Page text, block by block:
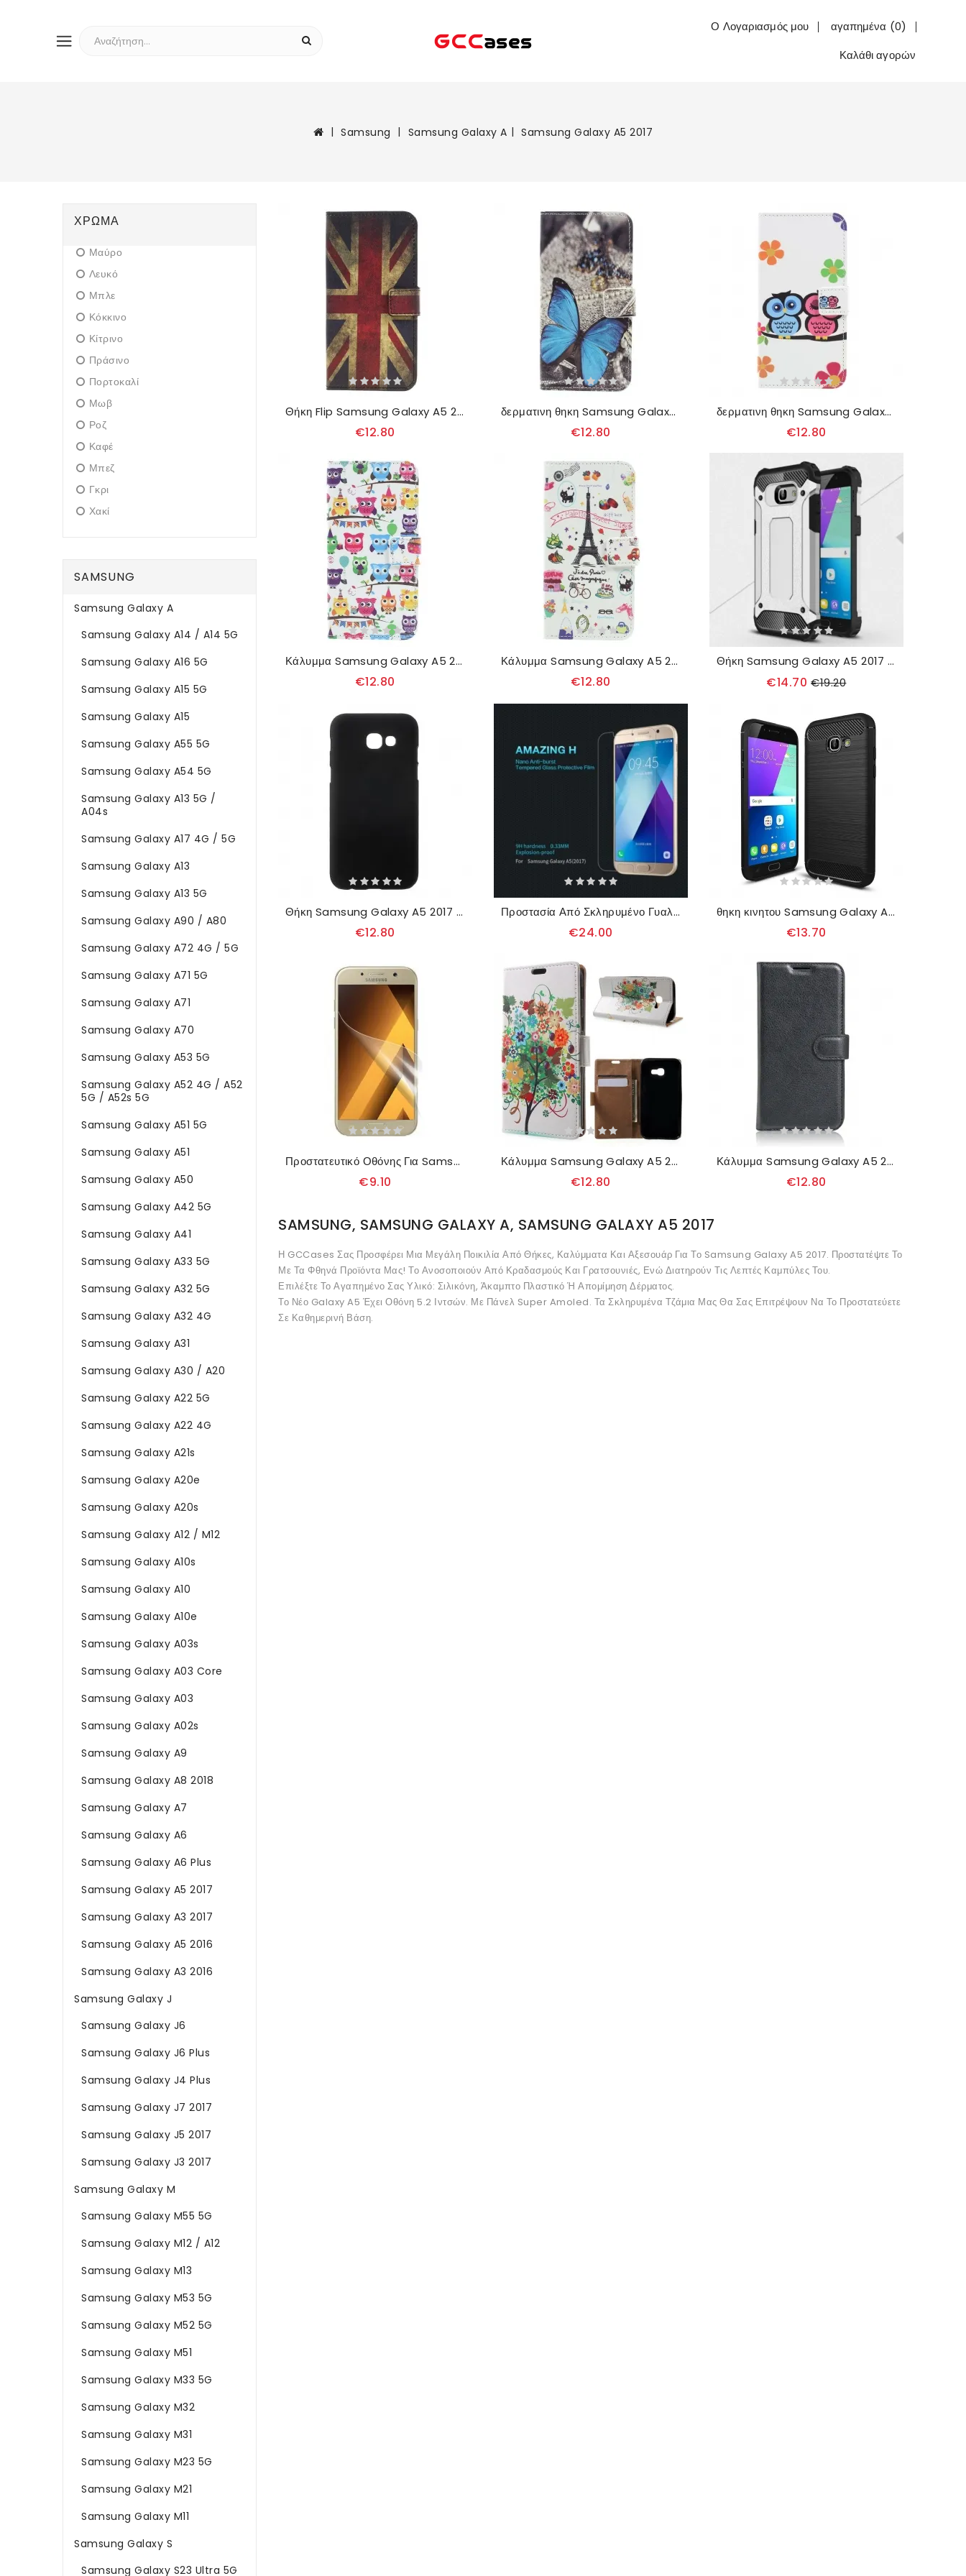
Ο Λογαριασμός μου
αγαπημένα (0)
Καλάθι αγορών
Samsung Samsung Galaxy A Samsung Galaxy A5 2017
ΧΡΏΜΑ
Μαύρο
Λευκό
Μπλε
Κόκκινο
Κίτρινο
Πράσινο
Πορτοκαλί
Μωβ
Ροζ
Καφέ
Μπεζ
Γκρι
Χακί
SAMSUNG
Samsung Galaxy A
Samsung Galaxy A14 / A14 5G
Samsung Galaxy A16 5G
Samsung Galaxy A15 5G
Samsung Galaxy A15
Samsung Galaxy A55 5G
Samsung Galaxy A54 5G
Samsung Galaxy A13 5G /
A04s
Samsung Galaxy A17 4G / 5G
Samsung Galaxy A13
Samsung Galaxy A13 5G
Samsung Galaxy A90 / A80
Samsung Galaxy A72 4G / 5G
Samsung Galaxy A71 5G
Samsung Galaxy A71
Samsung Galaxy A70
Samsung Galaxy A53 5G
Samsung Galaxy A52 4G / A52
5G / A52s 5G
Samsung Galaxy A51 5G
Samsung Galaxy A51
Samsung Galaxy A50
Samsung Galaxy A42 5G
Samsung Galaxy A41
Samsung Galaxy A33 5G
Samsung Galaxy A32 5G
Samsung Galaxy A32 4G
Samsung Galaxy A31
Samsung Galaxy A30 / A20
Samsung Galaxy A22 5G
Samsung Galaxy A22 4G
Samsung Galaxy A21s
Samsung Galaxy A20e
Samsung Galaxy A20s
Samsung Galaxy A12 / M12
Samsung Galaxy A10s
Samsung Galaxy A10
Samsung Galaxy A10e
Samsung Galaxy A03s
Samsung Galaxy A03 Core
Samsung Galaxy A03
Samsung Galaxy A02s
Samsung Galaxy A9
Samsung Galaxy A8 2018
Samsung Galaxy A7
Samsung Galaxy A6
Samsung Galaxy A6 Plus
Samsung Galaxy A5 2017
Samsung Galaxy A3 2017
Samsung Galaxy A5 2016
Samsung Galaxy A3 2016
Samsung Galaxy J
Samsung Galaxy J6
Samsung Galaxy J6 Plus
Samsung Galaxy J4 Plus
Samsung Galaxy J7 2017
Samsung Galaxy J5 2017
Samsung Galaxy J3 2017
Samsung Galaxy M
Samsung Galaxy M55 5G
Samsung Galaxy M12 / A12
Samsung Galaxy M13
Samsung Galaxy M53 5G
Samsung Galaxy M52 5G
Samsung Galaxy M51
Samsung Galaxy M33 5G
Samsung Galaxy M32
Samsung Galaxy M31
Samsung Galaxy M23 5G
Samsung Galaxy M21
Samsung Galaxy M11
Samsung Galaxy S
Samsung Galaxy S23 Ultra 5G
Θήκη Flip Samsung Galaxy A5 2017 Σημαία Αγγλίας
€12.80
δερματινη θηκη Samsung Galaxy A5 2017 Μπλε Πεταλούδα
€12.80
δερματινη θηκη Samsung Galaxy A5 2017 Ζευγάρι Κουκουβάγιες
€12.80
Κάλυμμα Samsung Galaxy A5 2017 Πολλαπλές Κουκουβάγιες
€12.80
Κάλυμμα Samsung Galaxy A5 2017 Λατρεύω Το Παρίσι
€12.80
Θήκη Samsung Galaxy A5 2017 Survivor
€14.70 €19.20
Θήκη Samsung Galaxy A5 2017 Άκαμπτο Ματ
€12.80
Προστασία Από Σκληρυμένο Γυαλί Για Samsung Galaxy A5 2017
€24.00
θηκη κινητου Samsung Galaxy A5 2017 Βουρτσισμένη Ίνα Άνθρακα
€13.70
Προστατευτικό Οθόνης Για Samsung Galaxy A5 2017
€9.10
Κάλυμμα Samsung Galaxy A5 2017 Ανθισμένο Δέντρο
€12.80
Κάλυμμα Samsung Galaxy A5 2017 Κλασικό
€12.80
SAMSUNG, SAMSUNG GALAXY A, SAMSUNG GALAXY A5 2017
Η GCCases Σας Προσφέρει Μια Μεγάλη Ποικιλία Από Θήκες, Καλύμματα Και Αξεσουάρ Για Το Samsung Galaxy A5 2017. Προστατέψτε Το
Με Τα Φθηνά Προϊόντα Μας! Το Ανοσοποιούν Από Κραδασμούς Και Γρατσουνιές, Ενώ Διατηρούν Τις Λεπτές Καμπύλες Του.
Επιλέξτε Το Αγαπημένο Σας Υλικό: Σιλικόνη, Άκαμπτο Πλαστικό Ή Απομίμηση Δέρματος.
Το Νέο Galaxy A5 Έχει Οθόνη 5.2 Ιντσών. Με Πάνελ Super Amoled. Τα Σκληρυμένα Τζάμια Μας Θα Σας Επιτρέψουν Να Το Προστατεύετε
Σε Καθημερινή Βάση.